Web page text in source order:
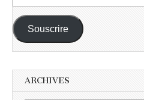
e-
mail :
Souscrire
ARCHIVES